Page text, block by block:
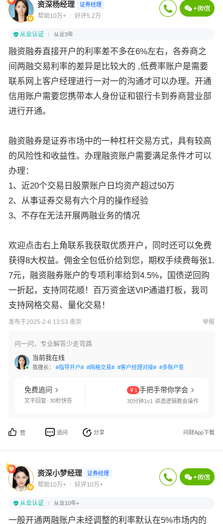
资深杨经理 证券经理
帮助10万+ 好评5.2万
从业认证 从业3年
融资融券直接开户的利率差不多在6%左右，各券商之
间两融交易利率的差异是比较大的 ,低费率账户是需要
联系网上客户经理进行一对一的沟通才可以办理。开通
信用账户需要您携带本人身份证和银行卡到券商营业部
进行开通。
融资融券是证券市场中的一种杠杆交易方式，具有较高
的风险性和收益性。办理融资账户需要满足条件才可以
办理：
1、近20个交易日股票账户日均资产超过50万
2、从事证券交易有六个月的操作经验
3、不存在无法开展两融业务的情况
欢迎点击右上角联系我获取优质开户，同时还可以免费
获得8大权益。佣金全包低价给到您，期权手续费每张1.
7元，融资融券账户的专项利率给到4.5%，国债逆回购
一折起，支持同花顺！百万资金送VIP通道打板，我司
支持网格交易、量化交易！
发布于2025-2-6 13:53 南京 举报
问一问，专业解答少走弯路
当前我在线
我擅长： #指导开户# #网格交易# #客户经理对接# #多账户管理#
免费追问
文字回复· 30秒快答
￥1 手把手带你学会
30分钟1v1·讲透逻辑教会操作
赞 追问 分享 问财App下载
资深小梦经理 证券经理
帮助10万+ 好评10万+
从业认证 从业10年+
一般开通两融账户未经调整的利率默认在5%市场内的